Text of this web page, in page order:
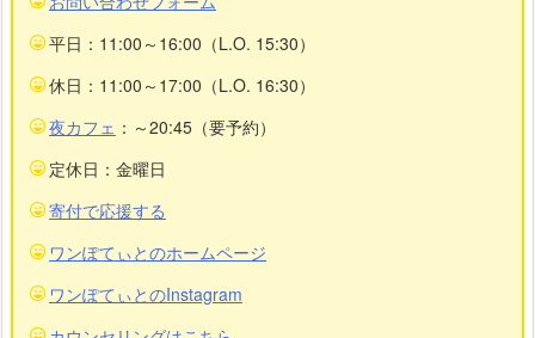
平日：11:00～16:00（L.O. 15:30）
休日：11:00～17:00（L.O. 16:30）
夜カフェ ：～20:45（要予約）
定休日：金曜日
寄付で応援する
ワンぽてぃとのホームページ
ワンぽてぃとのInstagram